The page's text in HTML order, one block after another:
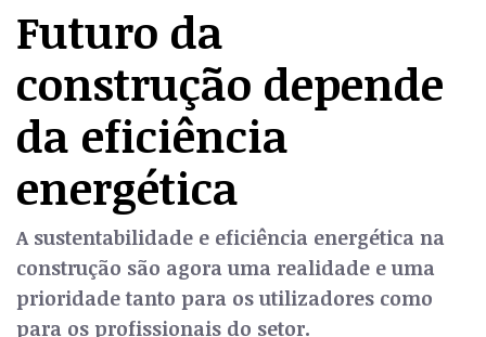
Futuro da
construção depende
da eficiência
energética
A sustentabilidade e eficiência energética na
construção são agora uma realidade e uma
prioridade tanto para os utilizadores como
para os profissionais do setor.